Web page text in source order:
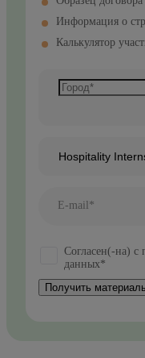
Информация о
Калькулятор
Hospitality
E-mail*
Согласен(-на) с
данных*
Получить